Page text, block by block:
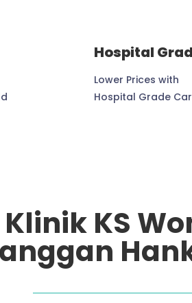
Hospital
Lower Prices with
Hospital Grade
KS